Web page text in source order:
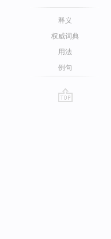
释义
权威词典
用法
例句